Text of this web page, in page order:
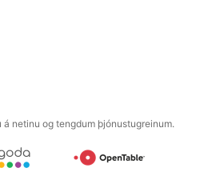
netinu og tengdum þjónustugreinum.